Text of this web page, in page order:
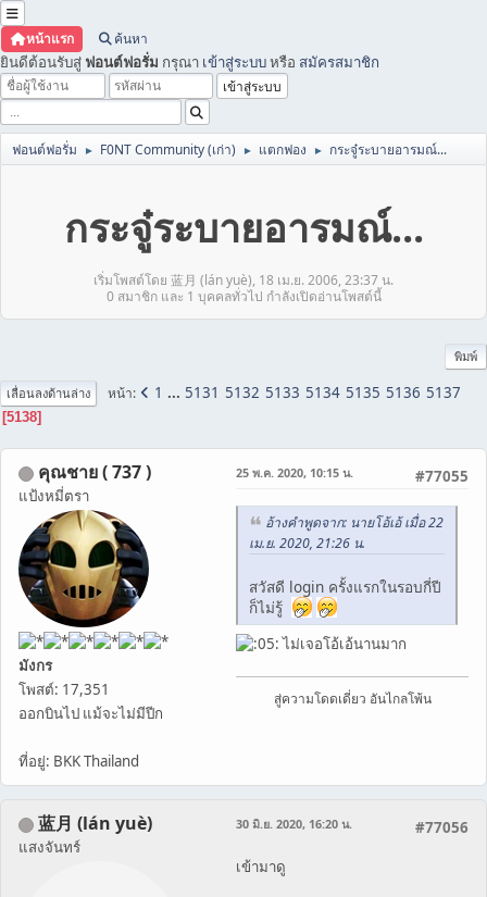
หน้าแรก ค้นหา
ยินดีต้อนรับสู่ ฟอนต์ฟอรั่ม กรุณา เข้าสู่ระบบหรือ สมัครสมาชิก
ฟอนต์ฟอรั่ม ► F0NT Community (เก่า) ► แตกฟอง ► กระจู๋ระบายอารมณ์...
กระจู๋ระบายอารมณ์...
เริ่มโพสต์โดย 蓝月 (lán yuè), 18 เม.ย. 2006, 23:37 น.
0 สมาชิก และ 1 บุคคลทั่วไป กำลังเปิดอ่านโพสต์นี้
พิมพ์
เลื่อนลงด้านล่าง หน้า 1 ... 5131 5132 5133 5134 5135 5136 5137
5138
คุณชาย ( 737 )
แป้งหมี่ตรา
มังกร
โพสต์: 17,351
ออกบินไป แม้จะไม่มีปีก
ที่อยู่: BKK Thailand
#77055
25 พ.ค. 2020, 10:15 น.
อ้างคำพูดจาก: นายโอ้เอ้ เมื่อ 22
เม.ย. 2020, 21:26 น.
สวัสดี login ครั้งแรกในรอบกี่ปี
ก็ไม่รู้
ไม่เจอโอ้เอ้นานมาก
สู่ความโดดเดี่ยว อันไกลโพ้น
蓝月 (lán yuè)
แสงจันทร์
#77056
30 มิ.ย. 2020, 16:20 น.
เข้ามาดู